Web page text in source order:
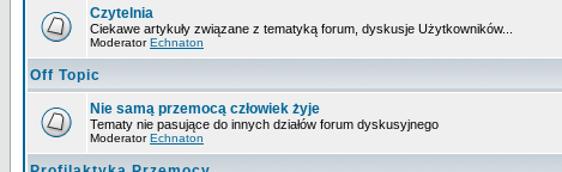
Czytelnia
Ciekawe artykuły związane z tematyką forum, dyskusje Użytkowników...
ModeratorEchnaton
Off Topic
Nie samą przemocą człowiek żyje
Tematy nie pasujące do innych działów forum dyskusyjnego
ModeratorEchnaton